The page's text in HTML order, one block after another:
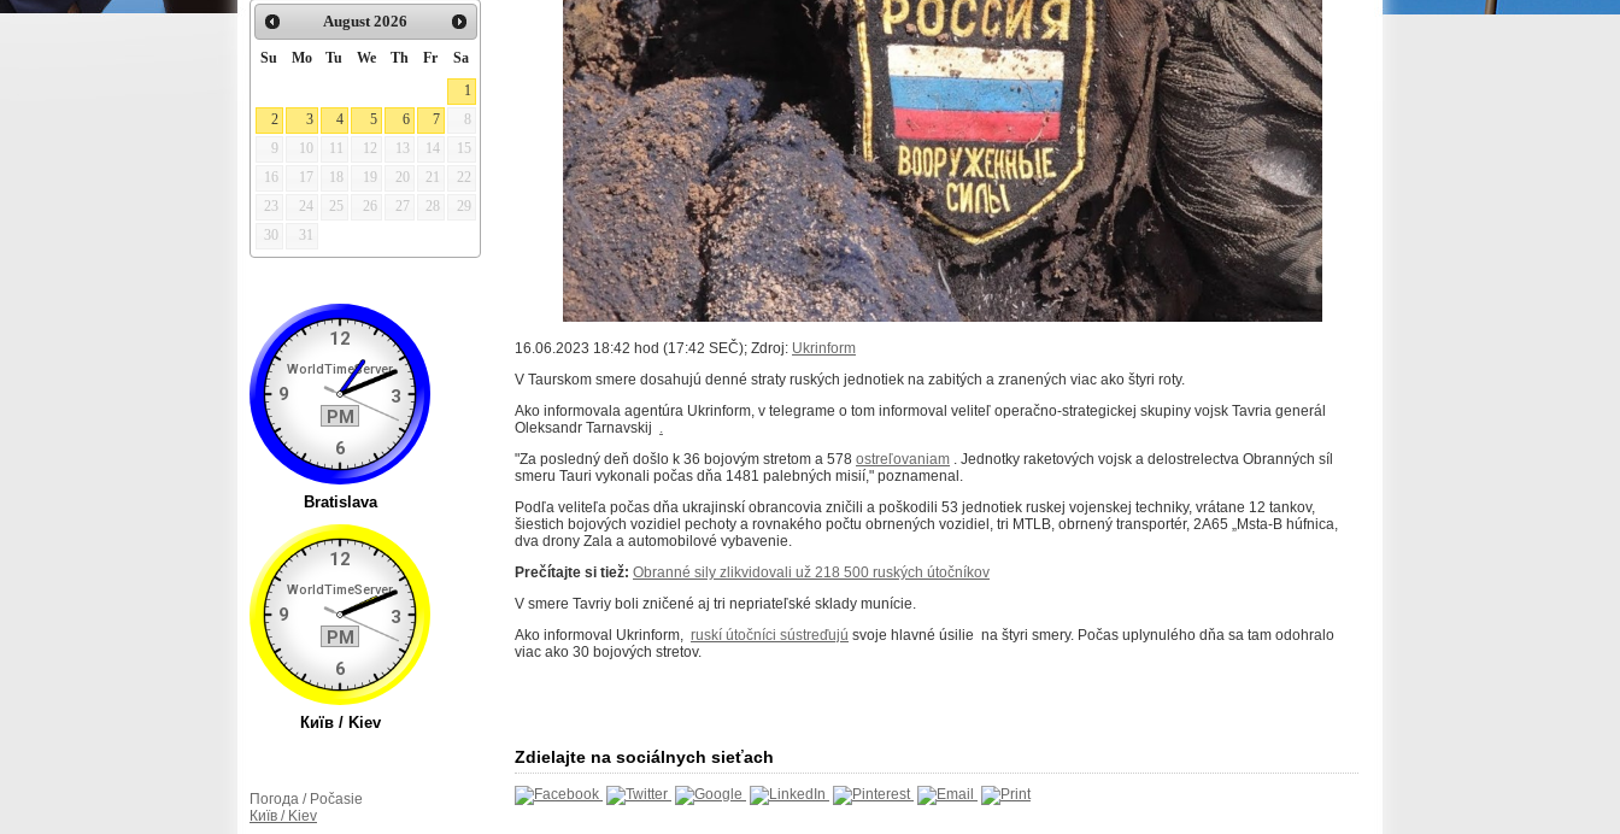
August 2026
Su Mo Tu We Th Fr
Sa
1
2
3 4 5 6 7
8
9
10 11 12 13 14
15
16
17 18 19 20 21
22
23
24 25 26 27 28
29
30
31
Погода / Počasie
Київ / Kiev
16.06.2023 18:42 hod (17:42 SEČ); Zdroj: Ukrinform
V Taurskom smere dosahujú denné straty ruských jednotiek na zabitých a zranených viac ako štyri roty.
Ako informovala agentúra Ukrinform, v telegrame o tom informoval veliteľ operačno-strategickej skupiny vojsk Tavria generál
Oleksandr Tarnavskij .
"Za posledný deň došlo k 36 bojovým stretom a 578 ostreľovaniam . Jednotky raketových vojsk a delostrelectva Obranných síl
smeru Tauri vykonali počas dňa 1481 palebných misií," poznamenal.
Podľa veliteľa počas dňa ukrajinskí obrancovia zničili a poškodili 53 jednotiek ruskej vojenskej techniky, vrátane 12 tankov,
šiestich bojových vozidiel pechoty a rovnakého počtu obrnených vozidiel, tri MTLB, obrnený transportér, 2A65 „Msta-B húfnica,
dva drony Zala a automobilové vybavenie.
Prečítajte si tiež: Obranné sily zlikvidovali už 218 500 ruských útočníkov
V smere Tavriy boli zničené aj tri nepriateľské sklady munície.
Ako informoval Ukrinform, ruskí útočníci sústreďujú svoje hlavné úsilie na štyri smery. Počas uplynulého dňa sa tam odohralo
viac ako 30 bojových stretov.
Zdielajte na sociálnych sieťach